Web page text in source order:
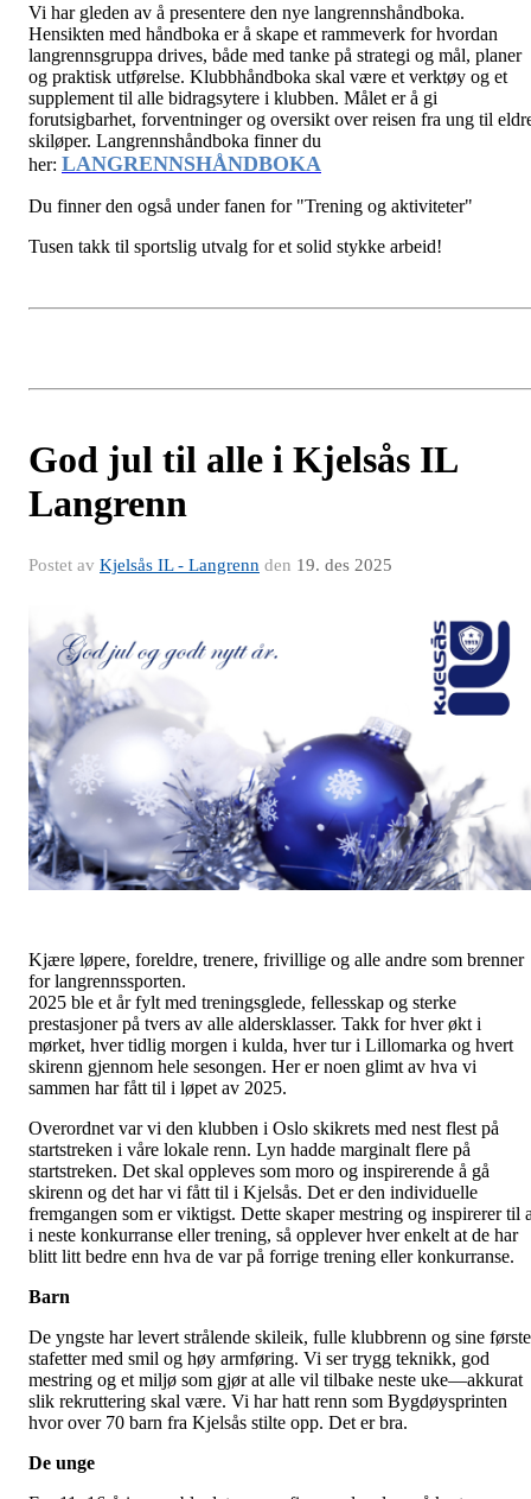
Vi har gleden av å presentere den nye langrennshåndboka.
Hensikten med håndboka er å skape et rammeverk for hvordan
langrennsgruppa drives, både med tanke på strategi og mål, planer
og praktisk utførelse. Klubbhåndboka skal være et verktøy og et
supplement til alle bidragsytere i klubben. Målet er å gi
forutsigbarhet, forventninger og oversikt over reisen fra ung til
skiløper. Langrennshåndboka finner du
her: LANGRENNSHÅNDBOKA
Du finner den også under fanen for "Trening og aktiviteter"
Tusen takk til sportslig utvalg for et solid stykke arbeid!
God jul til alle i Kjelsås IL
Langrenn
Postet av Kjelsås IL - Langrenn den 19. des 2025
Kjære løpere, foreldre, trenere, frivillige og alle andre som brenner
for langrennssporten.
2025 ble et år fylt med treningsglede, fellesskap og sterke
prestasjoner på tvers av alle aldersklasser. Takk for hver økt i
mørket, hver tidlig morgen i kulda, hver tur i Lillomarka og hvert
skirenn gjennom hele sesongen. Her er noen glimt av hva vi
sammen har fått til i løpet av 2025.
Overordnet var vi den klubben i Oslo skikrets med nest flest på
startstreken i våre lokale renn. Lyn hadde marginalt flere på
startstreken. Det skal oppleves som moro og inspirerende å gå
skirenn og det har vi fått til i Kjelsås. Det er den individuelle
fremgangen som er viktigst. Dette skaper mestring og inspirerer til
i neste konkurranse eller trening, så opplever hver enkelt at de har
blitt litt bedre enn hva de var på forrige trening eller konkurranse.
Barn
De yngste har levert strålende skileik, fulle klubbrenn og sine første
stafetter med smil og høy armføring. Vi ser trygg teknikk, god
mestring og et miljø som gjør at alle vil tilbake neste uke—akkurat
slik rekruttering skal være. Vi har hatt renn som Bygdøysprinten
hvor over 70 barn fra Kjelsås stilte opp. Det er bra.
De unge